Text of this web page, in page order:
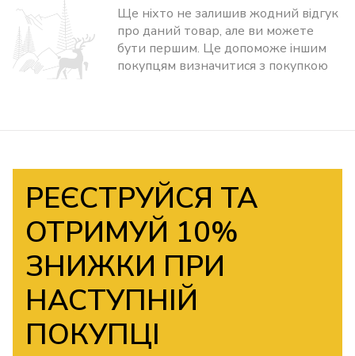
Ще ніхто не залишив жодний відгук
про даний товар, але ви можете
бути першим. Це допоможе іншим
покупцям визначитися з покупкою
РЕЄСТРУЙСЯ ТА
ОТРИМУЙ 10%
ЗНИЖКИ ПРИ
НАСТУПНІЙ
ПОКУПЦІ